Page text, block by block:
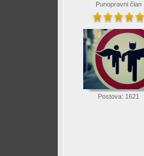
Punopravni član
Postova: 1621